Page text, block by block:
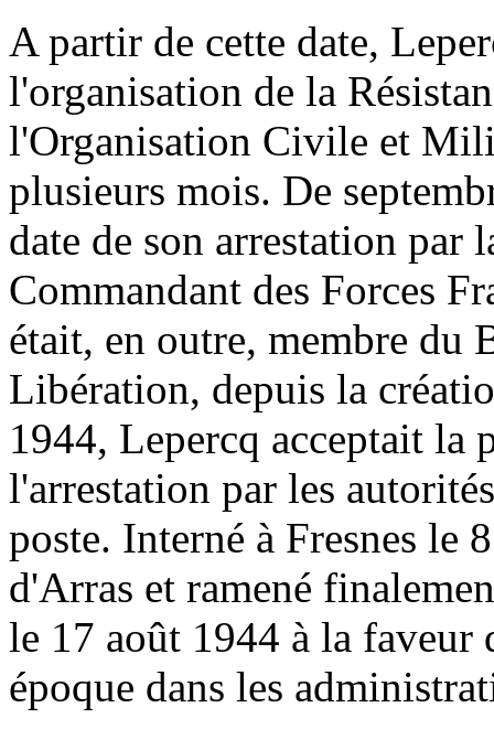
A partir de cette date,
l'organisation de la
l'Organisation Civile et
plusieurs mois. De
date de son arrestation
Commandant des Forces
était, en outre, membre du
Libération, depuis la
1944, Lepercq acceptait la
l'arrestation par les
poste. Interné à Fresnes le
d'Arras et ramené
le 17 août 1944 à la faveur
époque dans les